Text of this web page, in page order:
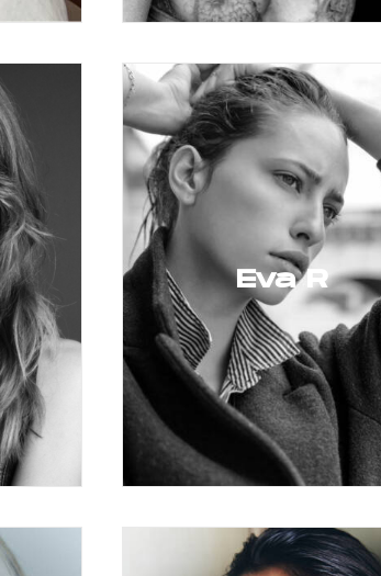
Eva R